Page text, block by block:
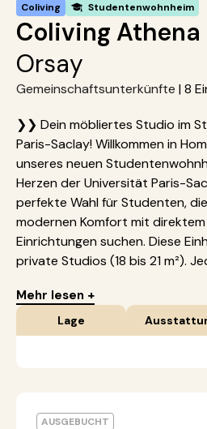
Coliving
Studentenwohnheim
Coliving Athena
Orsay
Gemeinschaftsunterkünfte | 8
❯❯ Dein möbliertes Studio im
Paris-Saclay! Willkommen in
unseres neuen
Herzen der Universität Paris-
perfekte Wahl für Studenten,
modernen Komfort mit direktem
Einrichtungen suchen. Diese
private Studios (18 bis 21 m²).
Mehr lesen +
Lage
AUSGEBUCHT